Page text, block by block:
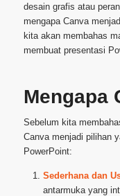
desain grafis atau
mengapa Canva
kita akan membahas
membuat presentasi
Mengapa
Sebelum kita
Canva menjadi pilihan
PowerPoint:
Sederhana dan
antarmuka yang